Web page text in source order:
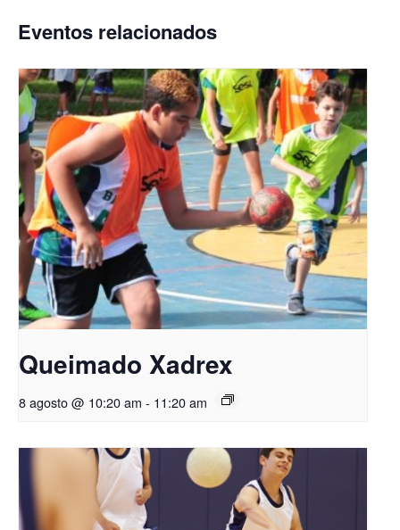
Eventos relacionados
Queimado Xadrex
8 agosto @ 10:20 am - 11:20 am